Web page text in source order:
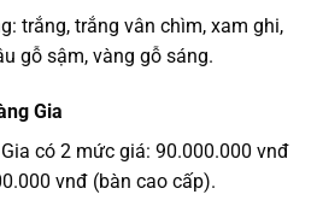
trắng, trắng vân chìm, xam ghi,
gỗ sậm, vàng gỗ sáng.
Gia
có 2 mức giá: 90.000.000 vnđ
vnđ (bàn cao cấp).